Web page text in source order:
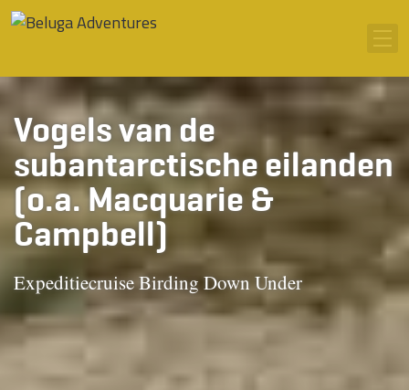
Ga naar inhoud
Vogels van de
subantarctische eilanden
(o.a. Macquarie &
Campbell)
Expeditiecruise Birding Down Under